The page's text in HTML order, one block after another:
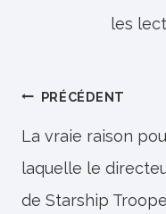
les
Navigation
de
l’article
PRÉCÉDENT
La vraie raison
laquelle le
de Starship